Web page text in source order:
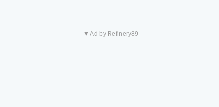
▼ Ad by Refinery89